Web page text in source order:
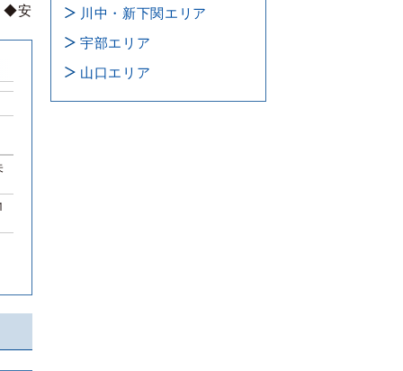
◆安
川中・新下関エリア
宇部エリア
山口エリア